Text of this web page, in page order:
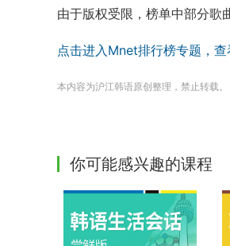
由于版权受限，榜单中部分歌
点击进入Mnet排行榜专题，
本内容为沪江韩语原创整理，禁止转载。
你可能感兴趣的课程